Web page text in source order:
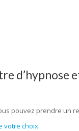
d’hypnose
pouvez prendre un
votre choix.